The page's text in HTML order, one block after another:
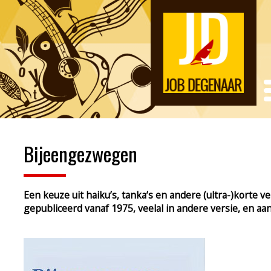
Bijeengezwegen
Een keuze uit haiku’s, tanka’s en andere (ultra-)korte
gepubliceerd vanaf 1975, veelal in andere versie, en